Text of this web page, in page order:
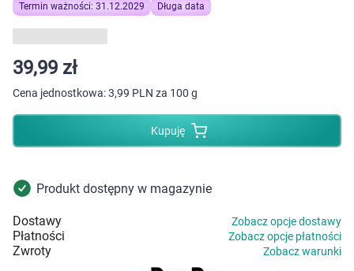
Dziecko
Higiena
Kosmetyki
Zdrowy styl życia
Zabawki
Sprzęt medyczny
Termin ważności: 31.12.2029
Długa data
39,99 zł
Cena jednostkowa:3,99 PLN za 100 g
Kupuję
Produkt dostępny w magazynie
Dostawy Zobacz opcje dostawy
Płatności Zobacz opcje płatności
Zwroty Zobacz warunki